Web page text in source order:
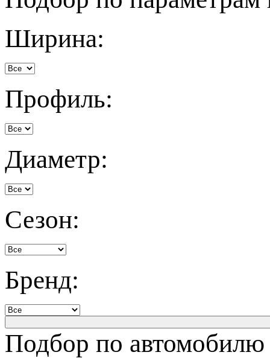
Ширина:
Профиль:
Диаметр:
Сезон:
Бренд:
Подбор по автомобилю